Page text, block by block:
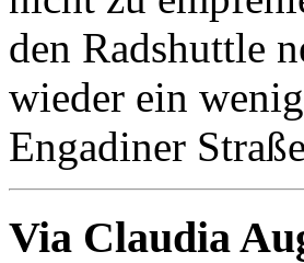
den Radshuttle
wieder ein
Engadiner
Via Claudia